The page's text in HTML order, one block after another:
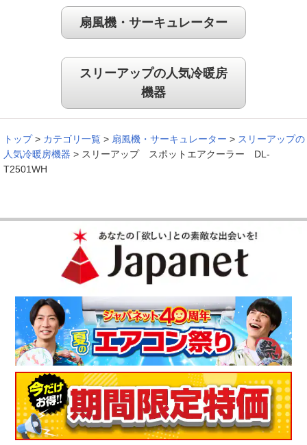
扇風機・サーキュレーター
スリーアップの人気冷暖房
機器
トップ > カテゴリ一覧 > 扇風機・サーキュレーター > スリーアップの
人気冷暖房機器 > スリーアップ スポットエアクーラー DL-
T2501WH